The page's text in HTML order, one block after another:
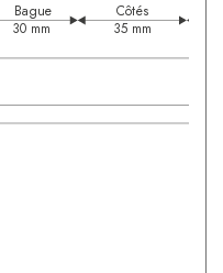
Bague
Côtés
30 mm 35 mm